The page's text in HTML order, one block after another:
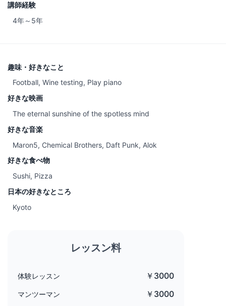
講師経験
4年～5年
趣味・好きなこと
Football, Wine testing, Play piano
好きな映画
The eternal sunshine of the spotless mind
好きな音楽
Maron5, Chemical Brothers, Daft Punk, Alok
好きな食べ物
Sushi, Pizza
日本の好きなところ
Kyoto
レッスン料
体験レッスン ￥3000
マンツーマン ￥3000